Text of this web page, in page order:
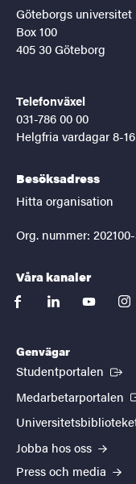
Göteborgs universitet
Box 100
405 30 Göteborg
Telefonväxel
031-786 00 00
Helgfria vardagar 8-16
Besöksadress
Hitta organisation
Org. nummer:
Våra kanaler
facebooklinkedinyoutube
Genvägar
Studentportalen
Medarbetarportalen
Jobba hos oss
Press och media